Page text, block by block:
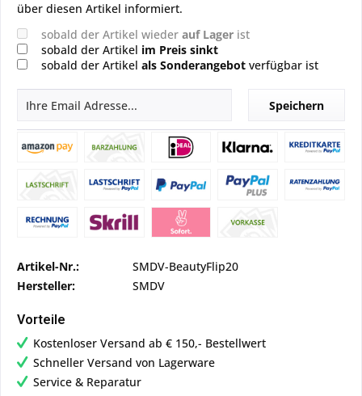
über diesen Artikel informiert.
sobald der Artikel wieder auf Lager ist
sobald der Artikel im Preis sinkt
sobald der Artikel als Sonderangebot verfügbar ist
Speichern
Artikel-Nr.:
SMDV-BeautyFlip20
Hersteller:
SMDV
Vorteile
Kostenloser Versand ab € 150,- Bestellwert
Schneller Versand von Lagerware
Service & Reparatur